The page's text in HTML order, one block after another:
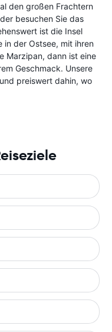
den großen Frachtern
besuchen Sie das
ist die Insel
in der Ostsee, mit ihren
Marzipan, dann ist eine
Geschmack. Unsere
preiswert dahin, wo